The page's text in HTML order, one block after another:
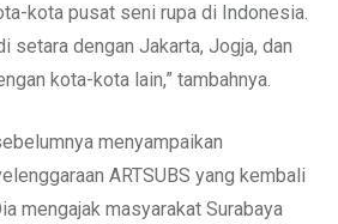
kota pusat seni rupa di Indonesia.
setara dengan Jakarta, Jogja, dan
kota-kota lain,” tambahnya.
menyampaikan
ARTSUBS yang kembali
mengajak masyarakat Surabaya